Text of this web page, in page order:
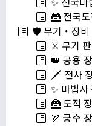
🦹 전국
🛡️ 무기・장비
⚔️ 무기
👑 공용
🗡️ 전사
✨ 마법사
🦹 도적
🏹 궁수